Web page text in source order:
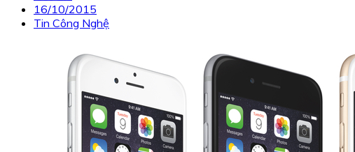
16/10/2015
Tin Công Nghệ